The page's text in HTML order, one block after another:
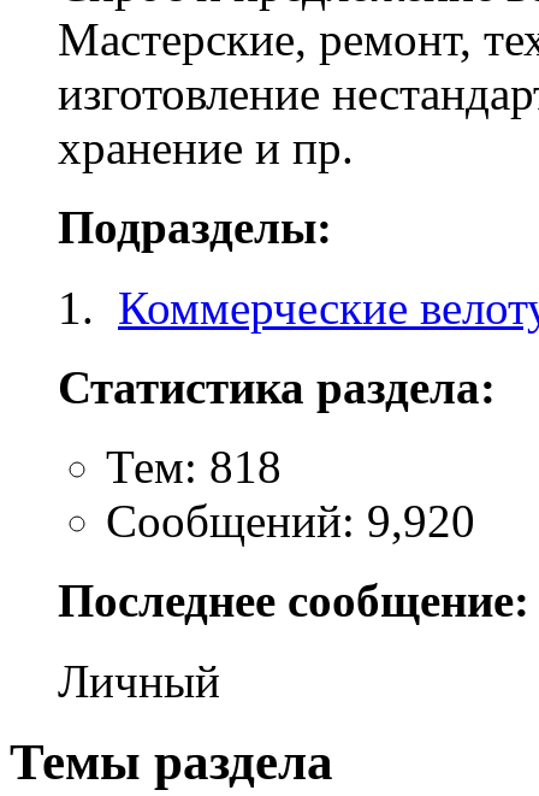
Мастерские, ремонт,
изготовление
хранение и пр.
Подразделы:
Коммерческие
Статистика раздела:
Тем: 818
Сообщений: 9,920
Последнее сообщение:
Личный
Темы раздела